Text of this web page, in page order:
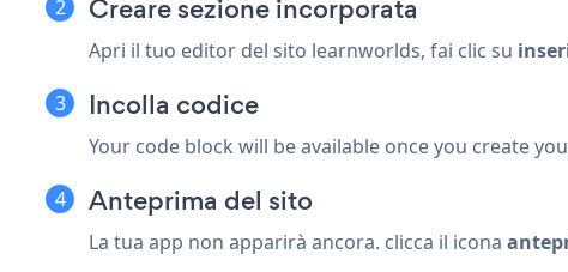
Crearesezione incorporata
Apri il tuo editor del sito learnworlds, fai clic su
Incolla codice
Your code block will be available once you create
Anteprima del sito
La tua app non apparirà ancora. clicca il icona